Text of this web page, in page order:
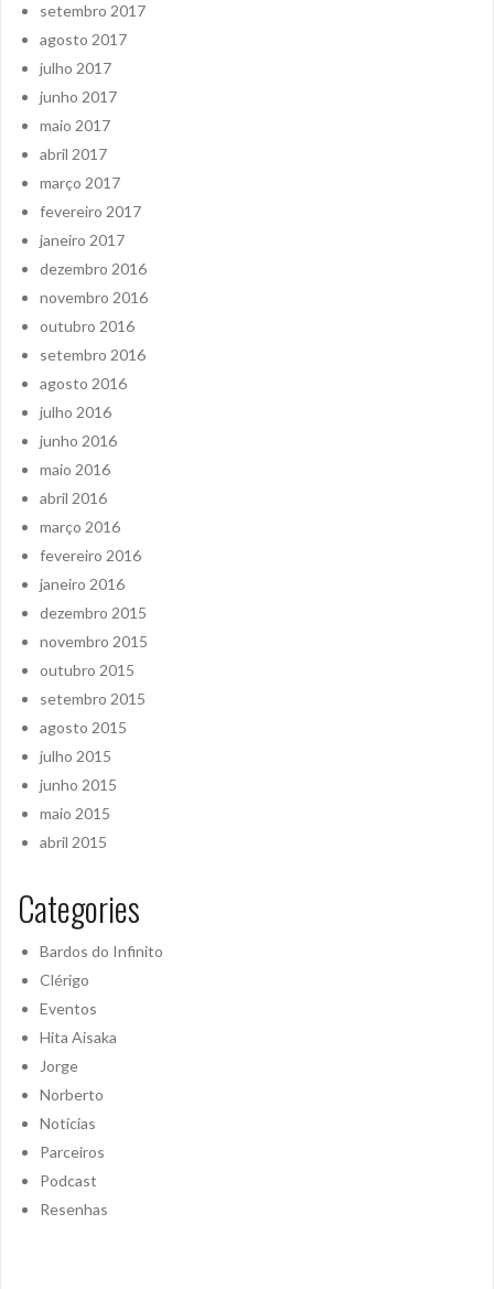
setembro 2017
agosto 2017
julho 2017
junho 2017
maio 2017
abril 2017
março 2017
fevereiro 2017
janeiro 2017
dezembro 2016
novembro 2016
outubro 2016
setembro 2016
agosto 2016
julho 2016
junho 2016
maio 2016
abril 2016
março 2016
fevereiro 2016
janeiro 2016
dezembro 2015
novembro 2015
outubro 2015
setembro 2015
agosto 2015
julho 2015
junho 2015
maio 2015
abril 2015
Categories
Bardos do Infinito
Clérigo
Eventos
Hita Aisaka
Jorge
Norberto
Notícias
Parceiros
Podcast
Resenhas